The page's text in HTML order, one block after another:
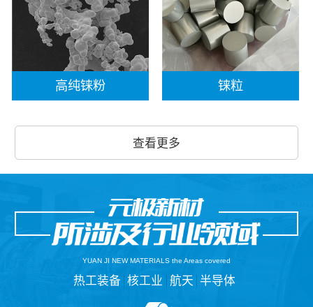
高纯铼粉 铼粒
查看更多
YUAN JI NEW MATERIALS the Areas covered
热工装备 核工业 航天 半导体